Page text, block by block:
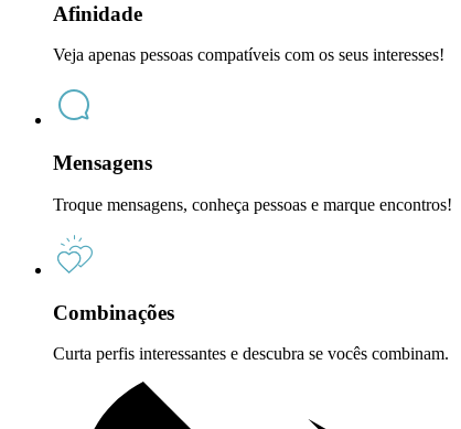
Afinidade
Veja apenas pessoas compatíveis com os seus interesses!
Mensagens
Troque mensagens, conheça pessoas e marque encontros!
Combinações
Curta perfis interessantes e descubra se vocês combinam.